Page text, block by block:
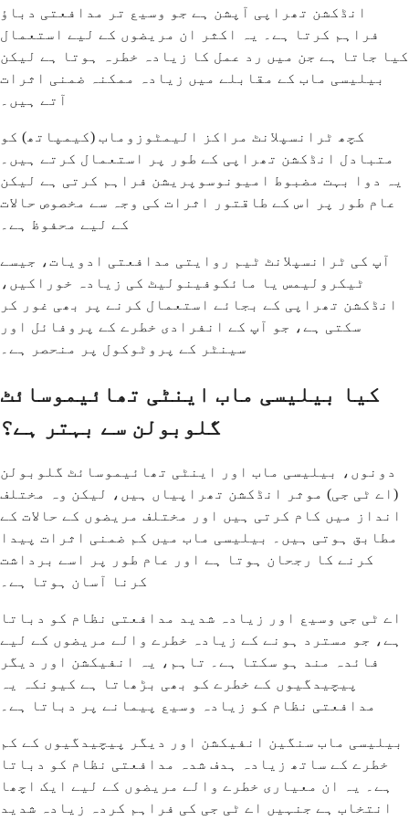
انڈکشن تھراپی آپشن ہے جو وسیع تر مدافعتی دباؤ
فراہم کرتا ہے۔ یہ اکثر ان مریضوں کے لیے استعمال
کیا جاتا ہے جن میں رد عمل کا زیادہ خطرہ ہوتا ہے لیکن
بیلیسی ماب کے مقابلے میں زیادہ ممکنہ ضمنی اثرات
آتے ہیں۔
کچھ ٹرانسپلانٹ مراکز الیمٹوزوماب (کیمپاتھ) کو
متبادل انڈکشن تھراپی کے طور پر استعمال کرتے ہیں۔
یہ دوا بہت مضبوط امیونوسوپریشن فراہم کرتی ہے لیکن
عام طور پر اس کے طاقتور اثرات کی وجہ سے مخصوص حالات
کے لیے محفوظ ہے۔
آپ کی ٹرانسپلانٹ ٹیم روایتی مدافعتی ادویات، جیسے
ٹیکرولیمس یا مائکوفینولیٹ کی زیادہ خوراکیں،
انڈکشن تھراپی کے بجائے استعمال کرنے پر بھی غور کر
سکتی ہے، جو آپ کے انفرادی خطرے کے پروفائل اور
سینٹر کے پروٹوکول پر منحصر ہے۔
کیا بیلیسی ماب اینٹی تھائیموسائٹ
گلوبولن سے بہتر ہے؟
دونوں، بیلیسی ماب اور اینٹی تھائیموسائٹ گلوبولن
(اے ٹی جی) موثر انڈکشن تھراپیاں ہیں، لیکن وہ مختلف
انداز میں کام کرتی ہیں اور مختلف مریضوں کے حالات کے
مطابق ہوتی ہیں۔ بیلیسی ماب میں کم ضمنی اثرات پیدا
کرنے کا رجحان ہوتا ہے اور عام طور پر اسے برداشت
کرنا آسان ہوتا ہے۔
اے ٹی جی وسیع اور زیادہ شدید مدافعتی نظام کو دباتا
ہے، جو مسترد ہونے کے زیادہ خطرے والے مریضوں کے لیے
فائدہ مند ہو سکتا ہے۔ تاہم، یہ انفیکشن اور دیگر
پیچیدگیوں کے خطرے کو بھی بڑھاتا ہے کیونکہ یہ
مدافعتی نظام کو زیادہ وسیع پیمانے پر دباتا ہے۔
بیلیسی ماب سنگین انفیکشن اور دیگر پیچیدگیوں کے کم
خطرے کے ساتھ زیادہ ہدف شدہ مدافعتی نظام کو دباتا
ہے۔ یہ ان معیاری خطرے والے مریضوں کے لیے ایک اچھا
انتخاب ہے جنہیں اے ٹی جی کی فراہم کردہ زیادہ شدید